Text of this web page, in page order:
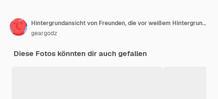
Hintergrundansicht von Freunden, die vor weißem Hintergrund stehen
geargodz
Diese Fotos könnten dir auch gefallen